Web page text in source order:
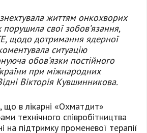
життям онкохворих
порушила свої зобов’язання,
щодо дотримання ядерної
ситуацію
обовʼязки постійного
при міжнародних
Вікторія Кувшинникова.
що в лікарні «Охматдит»
технічного співробітництва
на підтримку променевої терапії